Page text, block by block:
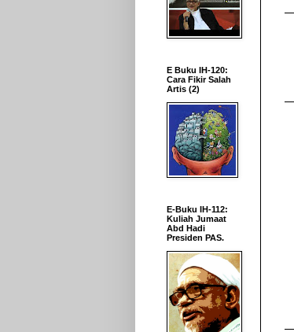
E Buku IH-120:
Cara Fikir Salah
Artis (2)
E-Buku IH-112:
Kuliah Jumaat
Abd Hadi
Presiden PAS.